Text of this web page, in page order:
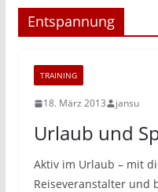
Entspannung
TRAINING
18. März 2013 jansu
Urlaub und
Aktiv im Urlaub – mit
Reiseveranstalter und